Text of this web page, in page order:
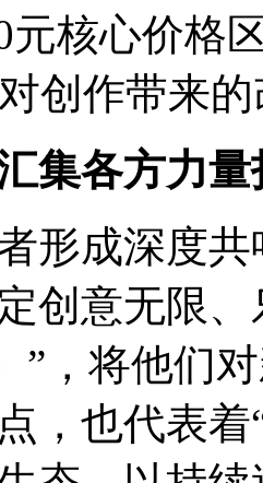
核心价格
创作带来
汇集各方力
形成深度共
定创意无限
”，将他
，也代